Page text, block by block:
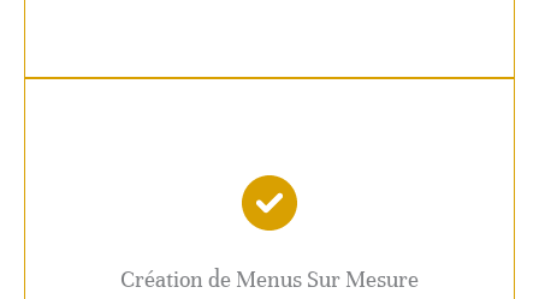
Création de Menus Sur Mesure